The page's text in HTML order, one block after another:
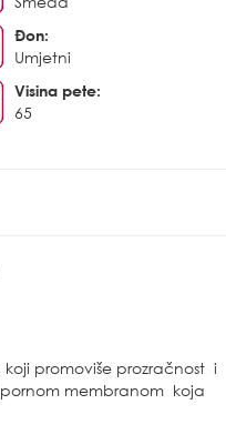
Đon:
Umjetni
Visina pete:
65
koji promoviše prozračnost i
membranom koja